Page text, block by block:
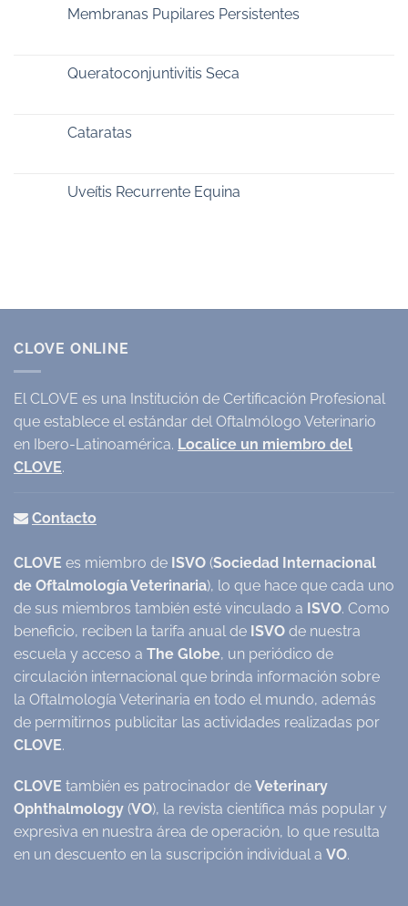
Membranas Pupilares Persistentes
Queratoconjuntivitis Seca
Cataratas
Uveítis Recurrente Equina
CLOVE ONLINE
El CLOVE es una Institución de Certificación Profesional
que establece el estándar del Oftalmólogo Veterinario
en Ibero-Latinoamérica. Localice un miembro del
CLOVE.
Contacto
CLOVE es miembro de ISVO (Sociedad Internacional
de Oftalmología Veterinaria), lo que hace que cada uno
de sus miembros también esté vinculado a ISVO. Como
beneficio, reciben la tarifa anual de ISVO de nuestra
escuela y acceso a The Globe, un periódico de
circulación internacional que brinda información sobre
la Oftalmología Veterinaria en todo el mundo, además
de permitirnos publicitar las actividades realizadas por
CLOVE.
CLOVE también es patrocinador de Veterinary
Ophthalmology (VO), la revista científica más popular y
expresiva en nuestra área de operación, lo que resulta
en un descuento en la suscripción individual a VO.